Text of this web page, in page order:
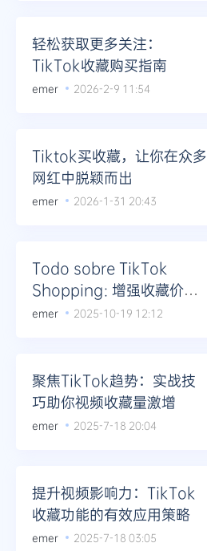
轻松获取更多关注：
TikTok收藏购买指南
emer 2026-2-9 11:54
Tiktok买收藏，让你在众多
网红中脱颖而出
emer 2026-1-31 20:43
Todo sobre TikTok
Shopping: 增强收藏价值
的策略
emer 2025-10-19 12:12
聚焦TikTok趋势：实战技
巧助你视频收藏量激增
emer 2025-7-18 20:04
提升视频影响力：TikTok
收藏功能的有效应用策略
emer 2025-7-18 03:05